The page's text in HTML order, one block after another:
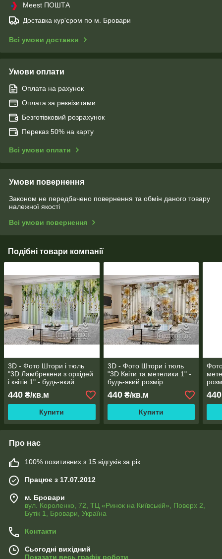
Meest ПОШТА
Доставка кур'єром по м. Бровари
Всі умови доставки
Умови оплати
Оплата на рахунок
Оплата за реквізитами
Безготівковий розрахунок
Переказ 50% на карту
Всі умови оплати
Умови повернення
Законом не передбачено повернення та обмін даного товару
належної якості
Всі умови повернення
Подібні товари компанії
3D - Фото Штори і тюль
"3D Ламбрекени з орхідей
і квітів 1" - будь-який
розмір. Читаємо опис!
440 ₴/кв.м
Купити
3D - Фото Штори і тюль
"3D Квіти та метелики 1" -
будь-який розмір.
Читаемо опис!
440₴/кв.м
Купити
440
Про нас
100% позитивних з 15 відгуків за рік
Працює з 17.07.2012
м. Бровари
вул. Короленко, 72, ТЦ «Ринок на Київській», Поверх 2,
Бутік 1, Бровари, Україна
Контакти
Сьогодні вихідний
Показати весь графік роботи